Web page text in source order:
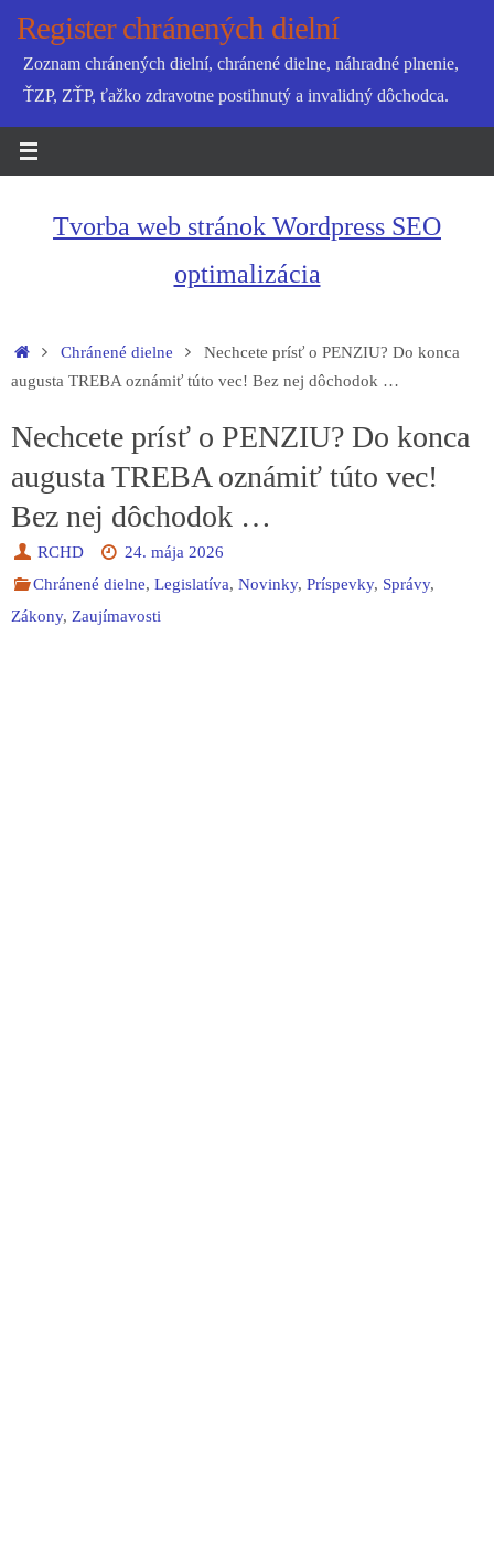
SkipRegister chránených dielní
Zoznam chránených dielní, chránené dielne, náhradné plnenie,
ŤZP, ZŤP, ťažko zdravotne postihnutý a invalidný dôchodca.
Tvorba web stránok Wordpress SEO
optimalizácia
HomeChránené dielne
Nechcete prísť o PENZIU? Do konca
augusta TREBA oznámiť túto vec! Bez nej dôchodok …
Nechcete prísť o PENZIU? Do konca
augusta TREBA oznámiť túto vec!
Bez nej dôchodok …
RCHD
24. mája 2026
Chránené dielne,Legislatíva,Novinky,Príspevky, Správy,
Zákony, Zaujímavosti